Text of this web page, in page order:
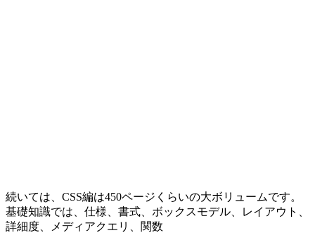
続いては、CSS編は450ページくらいの大ボリュームです。
基礎知識では、仕様、書式、ボックスモデル、レイアウト、
詳細度、メディアクエリ、関数